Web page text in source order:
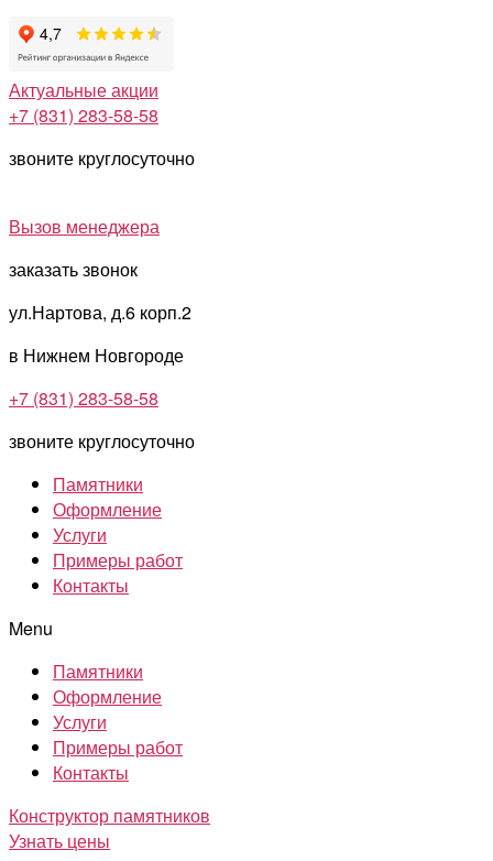
Актуальные акции
+7 (831) 283-58-58
звоните круглосуточно
Вызов менеджера
заказать звонок
ул.Нартова, д.6 корп.2
в Нижнем Новгороде
+7 (831) 283-58-58
звоните круглосуточно
Памятники
Оформление
Услуги
Примеры работ
Контакты
Menu
Памятники
Оформление
Услуги
Примеры работ
Контакты
Конструктор памятников
Узнать цены